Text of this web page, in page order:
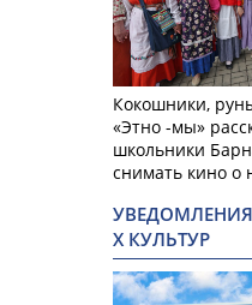
Кокошники,
«Этно -мы»
школьники
снимать кино о
Х КУЛЬТУР